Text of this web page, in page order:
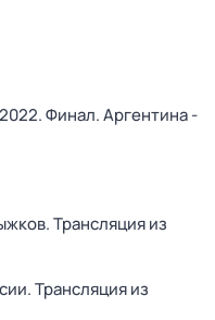
Финал. Аргентина -
Трансляция из
Трансляция из